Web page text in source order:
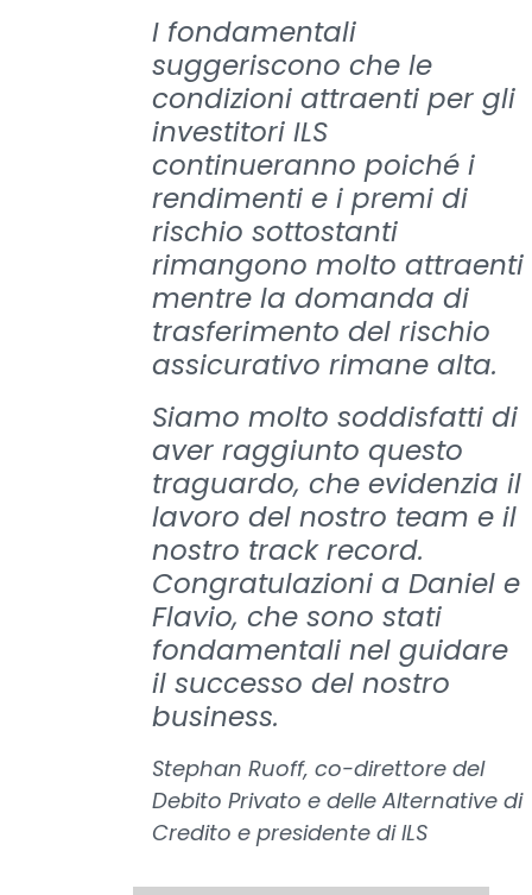
I fondamentali
suggeriscono che le
condizioni attraenti per gli
investitori ILS
continueranno poiché i
rendimenti e i premi di
rischio sottostanti
rimangono molto attraenti
mentre la domanda di
trasferimento del rischio
assicurativo rimane alta.
Siamo molto soddisfatti di
aver raggiunto questo
traguardo, che evidenzia il
lavoro del nostro team e il
nostro track record.
Congratulazioni a Daniel e
Flavio, che sono stati
fondamentali nel guidare
il successo del nostro
business.
Stephan Ruoff, co-direttore del
Debito Privato e delle Alternative di
Credito e presidente di ILS